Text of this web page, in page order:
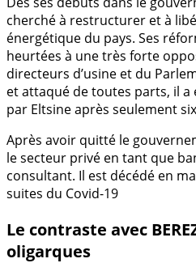
cherché à restructurer et à
énergétique du pays. Ses
heurtées à une très forte
directeurs d’usine et du
et attaqué de toutes parts, il a
par Eltsine après seulement
Après avoir quitté le
le secteur privé en tant que
consultant. Il est décédé en
suites du Covid-19
Le contraste avec
oligarques